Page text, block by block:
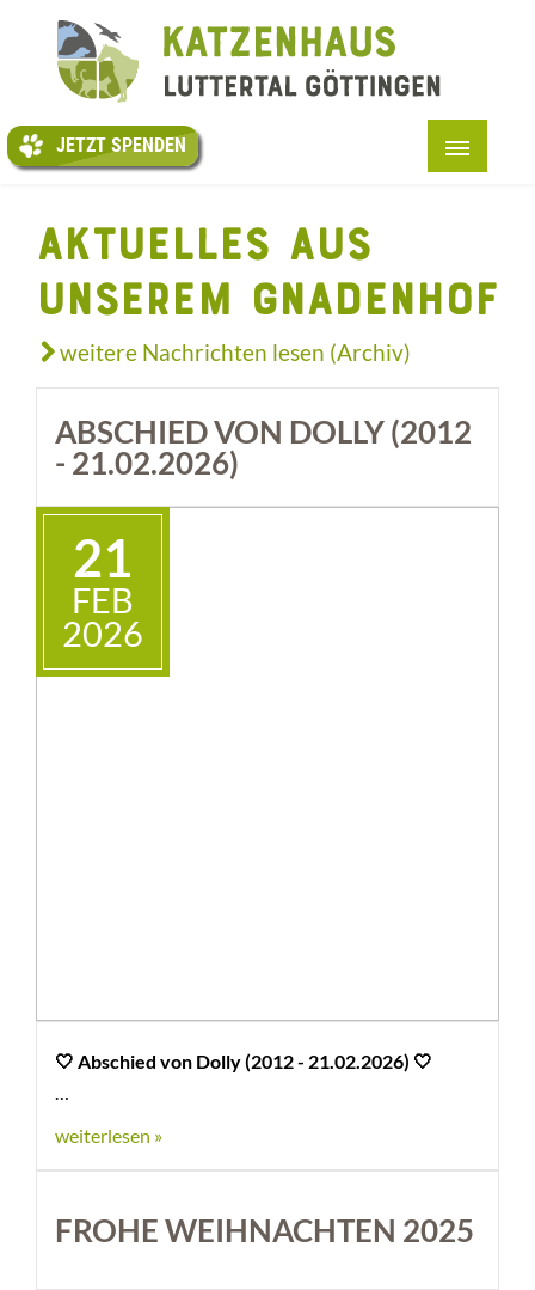
JETZT
SPENDEN
JETZT SPENDEN
ÜBER UNS
UNSERE (PATEN-)KATZEN +
HELFEN
TESTAMENTE
ARTIKEL +
BMT
AKTUELLES AUS
UNSEREM GNADENHOF
weitere Nachrichten lesen (Archiv)
ABSCHIED VON DOLLY (2012
- 21.02.2026)
21
FEB
2026
🤍 Abschied von Dolly (2012 - 21.02.2026) 🤍
weiterlesen »
FROHE WEIHNACHTEN 2025